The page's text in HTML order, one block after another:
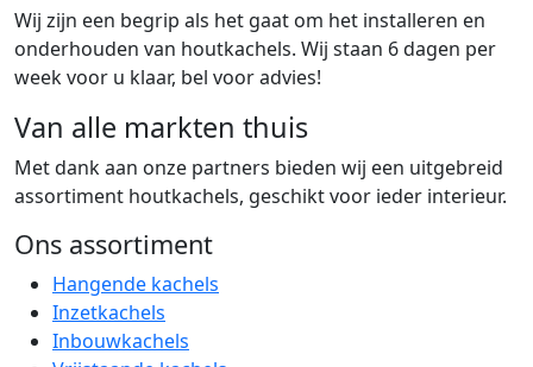
Wij zijn een begrip als het gaat om het installeren en
onderhouden van houtkachels. Wij staan 6 dagen per
week voor u klaar, bel voor advies!
Van alle markten thuis
Met dank aan onze partners bieden wij een uitgebreid
assortiment houtkachels, geschikt voor ieder interieur.
Ons assortiment
Hangende kachels
Inzetkachels
Inbouwkachels